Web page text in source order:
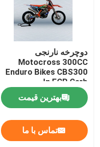
دوچرخه نارنجی
Motocross 300CC
Enduro Bikes CBS300
In FCR Carb
بهترین قیمت
تماس با ما